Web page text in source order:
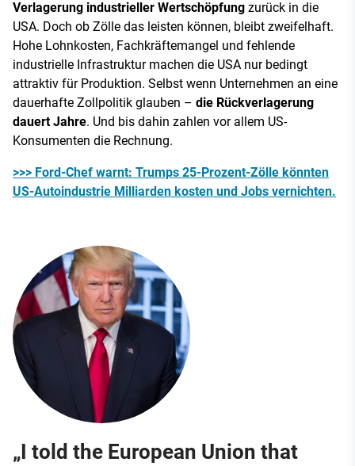
Verlagerung industrieller Wertschöpfung zurück in die
USA. Doch ob Zölle das leisten können, bleibt zweifelhaft.
Hohe Lohnkosten, Fachkräftemangel und fehlende
industrielle Infrastruktur machen die USA nur bedingt
attraktiv für Produktion. Selbst wenn Unternehmen an eine
dauerhafte Zollpolitik glauben – die Rückverlagerung
dauert Jahre. Und bis dahin zahlen vor allem US-
Konsumenten die Rechnung.
>>> Ford-Chef warnt: Trumps 25-Prozent-Zölle könnten
US-Autoindustrie Milliarden kosten und Jobs vernichten.
„I told the European Union that